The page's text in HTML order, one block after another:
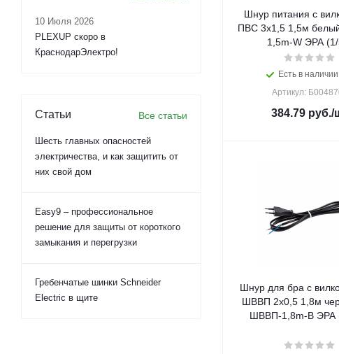
Шнур питания с
ПВС 3x1,5 1,5м
1,5m-W ЭРА
Есть в
Артикул:
384.79 руб./
Шнур для бра с
ШВВП 2x0,5 1,8м
ШВВП-1,8m-B ЭРА
10 Июля 2026
PLEXUP скоро в
КраснодарЭлектро!
Статьи Все статьи
Шесть главных опасностей
электричества, и как защитить от
них свой дом
Easy9 – профессиональное
решение для защиты от короткого
замыкания и перегрузки
Гребенчатые шинки Schneider
Electric в щите